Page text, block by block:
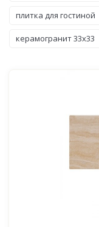
плитка для гостиной
керамогранит 33x33